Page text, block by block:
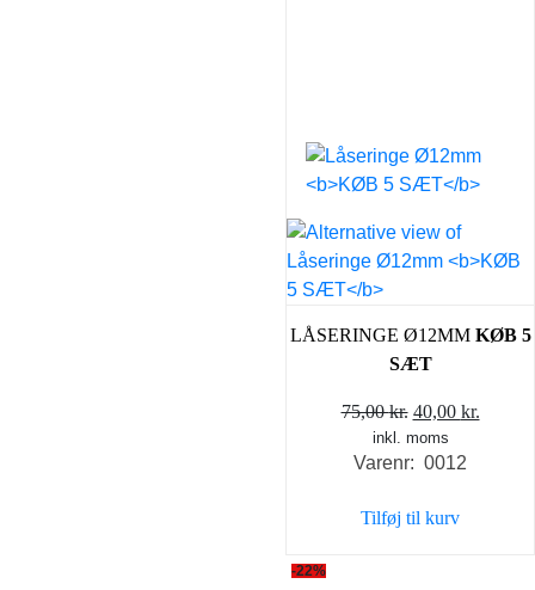
LÅSERINGE Ø12MM KØB 5
SÆT
75,00kr. Den
oprindelige
pris
75,00 kr..
40,00 kr.
inkl. moms
Varenr: 0012
Tilføj til kurv
-22%